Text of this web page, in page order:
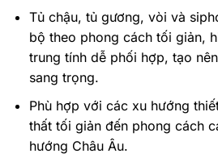
Tủ chậu, tủ gương, vòi và
bộ theo phong cách tối giản,
trung tính dễ phối hợp, tạo
sang trọng.
Phù hợp với các xu hướng
thất tối giản đến phong cách
hướng Châu Âu.